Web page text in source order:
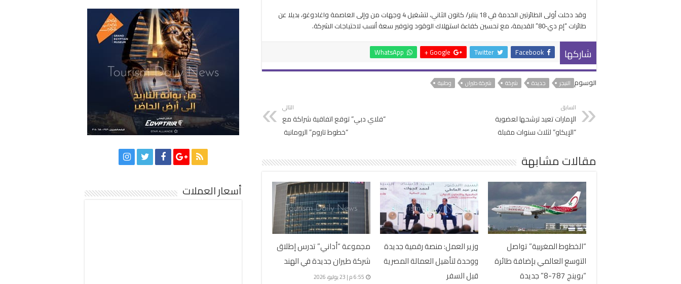
وقد دخلت أولى الطائرتين الخدمة في 18 يناير/ كانون الثاني، لتشغيل 4 وجهات من وإلى العاصمة واغادوغو، بديلا عن
طائرات “إم دي‑80” القديمة، مع تحسين كفاءة استهلاك الوقود وتوفير سعة أنسب لاحتياجات الشركة.
شاركها Facebook
Twitter
Google +
WhatsApp
الوسوم النيجر جديدة شركة شركة طيران وطنية
السابق
الإمارات تعيد ترشحها لعضوية
“الإيكاو” لثلاث سنوات مقبلة
التالي
“فلاي دبي” توقع اتفاقية شراكة مع
“خطوط تاروم” الرومانية
مقالات مشابهة
“الخطوط المغربية” تواصل
التوسع العالمي بإضافة طائرة
“بوينج 787-8” جديدة
وزير العمل: منصة رقمية جديدة
ووحدة لتأهيل العمالة المصرية
قبل السفر
مجموعة “أداني” تدرس إطلاق
شركة طيران جديدة في الهند
6:55 م | 23 يوليو، 2026
أسعار العملات